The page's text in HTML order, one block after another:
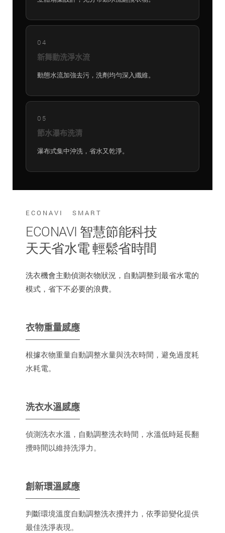
04
新舞動洗淨水流
動態水流加強去污，洗劑均勻深入纖維。
05
節水瀑布洗清
瀑布式集中沖洗，省水又乾淨。
ECONAVI SMART
ECONAVI 智慧節能科技
天天省水電 輕鬆省時間
洗衣機會主動偵測衣物狀況，自動調整到最省水電的
模式，省下不必要的浪費。
衣物重量感應
根據衣物重量自動調整水量與洗衣時間，避免過度耗
水耗電。
洗衣水溫感應
偵測洗衣水溫，自動調整洗衣時間，水溫低時延長翻
攪時間以維持洗淨力。
創新環溫感應
判斷環境溫度自動調整洗衣攪拌力，依季節變化提供
最佳洗淨表現。